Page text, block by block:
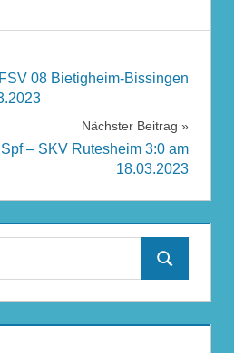
08 Bietigheim-Bissingen
Nächster Beitrag
– SKV Rutesheim 3:0 am
18.03.2023
Suchen